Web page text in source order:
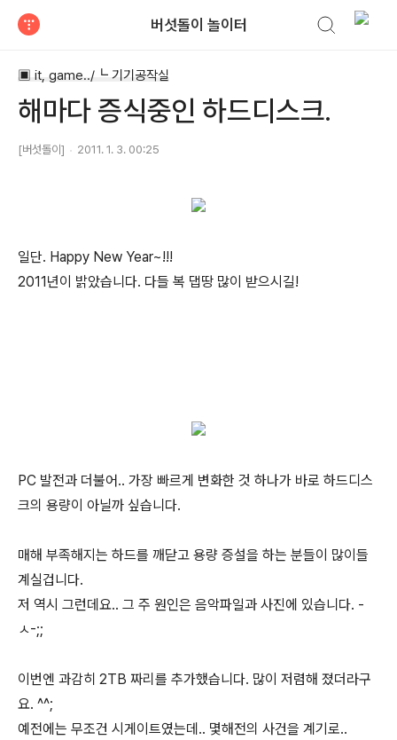
버섯돌이 놀이터
▣ it, game../┗ 기기공작실
해마다 증식중인 하드디스크.
[버섯돌이] 2011. 1. 3. 00:25
일단. Happy New Year~!!!
2011년이 밝았습니다. 다들 복 댑땅 많이 받으시길!
PC 발전과 더불어.. 가장 빠르게 변화한 것 하나가 바로 하드디스
크의 용량이 아닐까 싶습니다.
매해 부족해지는 하드를 깨닫고 용량 증설을 하는 분들이 많이들
계실겁니다.
저 역시 그런데요.. 그 주 원인은 음악파일과 사진에 있습니다. -
ㅅ-;;
이번엔 과감히 2TB 짜리를 추가했습니다. 많이 저렴해 졌더라구
요. ^^;
예전에는 무조건 시게이트였는데.. 몇해전의 사건을 계기로..